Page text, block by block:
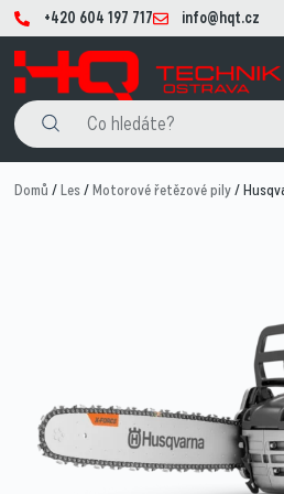
+420 604 197 717 info@hqt.cz
Domů /Les/Motorové řetězové pily/